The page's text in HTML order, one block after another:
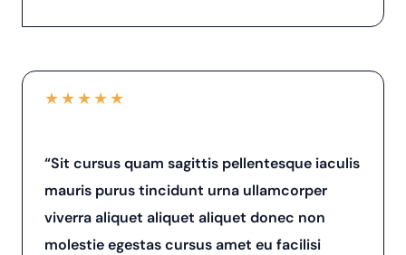
★★★★★
“Sit cursus quam sagittis pellentesque iaculis
mauris purus tincidunt urna ullamcorper
viverra aliquet aliquet aliquet donec non
molestie egestas cursus amet eu facilisi